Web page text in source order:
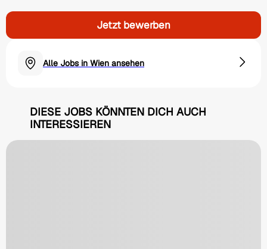
Jetzt bewerben
Alle Jobs in Wien ansehen
DIESE JOBS KÖNNTEN DICH AUCH
INTERESSIEREN